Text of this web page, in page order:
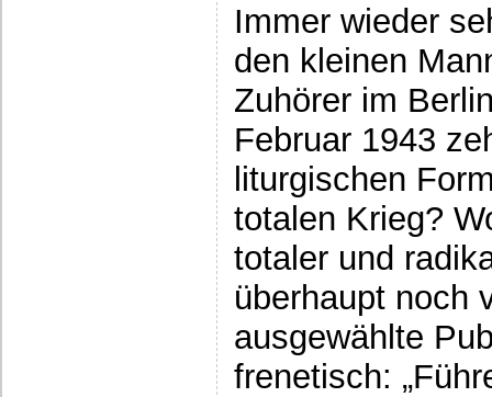
Immer wieder
den kleinen
Zuhörer im
Februar 1943
liturgischen
totalen Krieg?
totaler und
überhaupt noch
ausgewählte
frenetisch: